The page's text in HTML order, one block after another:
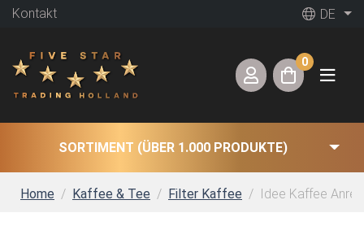
Kontakt DE
0
SORTIMENT (ÜBER 1.000 PRODUKTE)
Home Kaffee & Tee Filter Kaffee Idee Kaffee